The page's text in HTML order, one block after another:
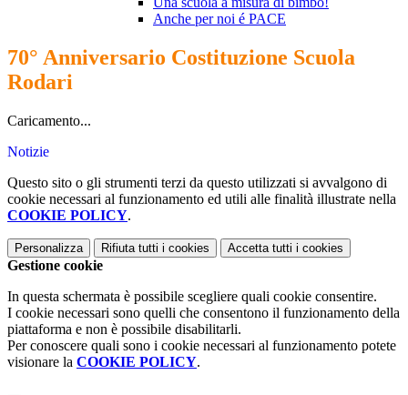
Anche per noi é PACE
70° Anniversario Costituzione Scuola
Rodari
Caricamento...
Notizie
Questo sito o gli strumenti terzi da questo utilizzati si avvalgono di
cookie necessari al funzionamento ed utili alle finalità illustrate nella
COOKIE POLICY.
Personalizza Rifiuta tutti i cookies Accetta tutti i cookies
Gestione cookie
In questa schermata è possibile scegliere quali cookie consentire.
I cookie necessari sono quelli che consentono il funzionamento della
piattaforma e non è possibile disabilitarli.
Per conoscere quali sono i cookie necessari al funzionamento potete
visionare la COOKIE POLICY.